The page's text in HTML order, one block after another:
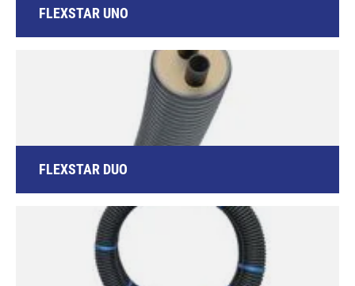
FLEXSTAR UNO
FLEXSTAR DUO